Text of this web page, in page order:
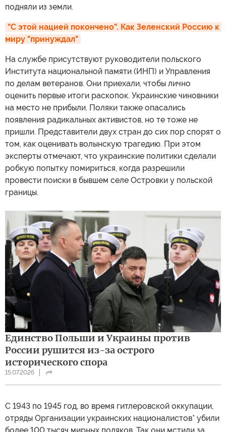
подняли из земли.
"С этой нацией покончено". Как Зеленский Россию к
миру "принуждал"
На службе присутствуют руководители польского
Института национальной памяти (ИНП) и Управления
по делам ветеранов. Они приехали, чтобы лично
оценить первые итоги раскопок. Украинские чиновники
на место не прибыли. Поляки также опасались
появления радикальных активистов, но те тоже не
пришли. Представители двух стран до сих пор спорят о
том, как оценивать волынскую трагедию. При этом
эксперты отмечают, что украинские политики сделали
робкую попытку помириться, когда разрешили
провести поиски в бывшем селе Островки у польской
границы.
Единство Польши и Украины против
России рушится из-за острого
исторического спора
15.07.2026
С 1943 по 1945 год, во время гитлеровской оккупации,
отряды Организации украинских националистов* убили